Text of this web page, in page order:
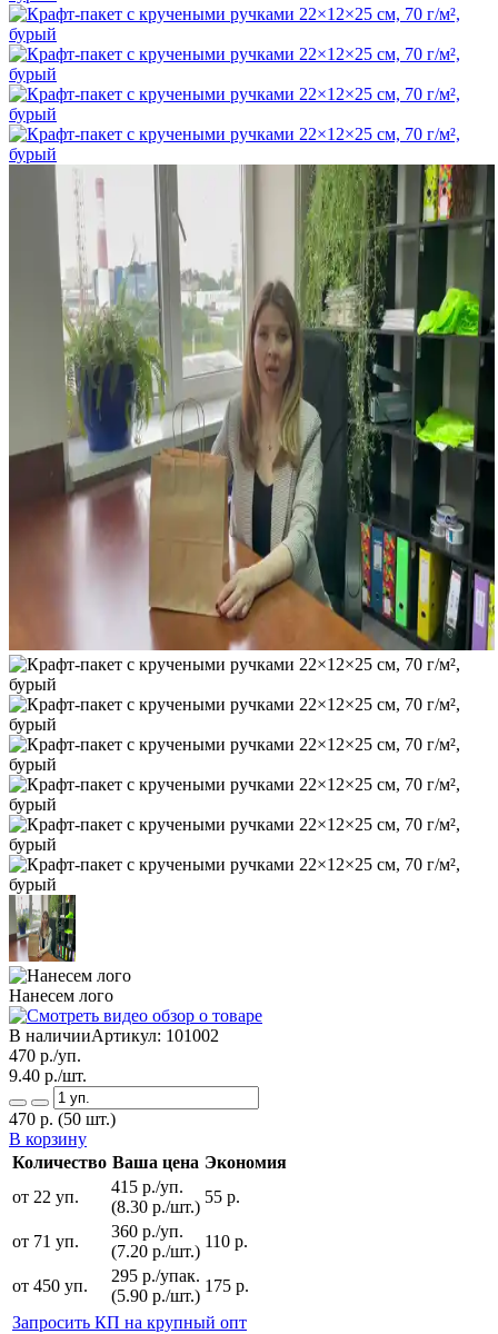
Нанесем лого
В наличииАртикул: 101002
470 р./уп.
9.40 р./шт.
470 р. (50 шт.)
В корзину
Количество Ваша цена Экономия
от 22 уп.
415 р./уп.
(8.30 р./шт.)
55 р.
от 71 уп.
360 р./уп.
(7.20 р./шт.)
110 р.
от 450 уп.
295 р./упак.
(5.90 р./шт.)
175 р.
Запросить КП на крупный опт